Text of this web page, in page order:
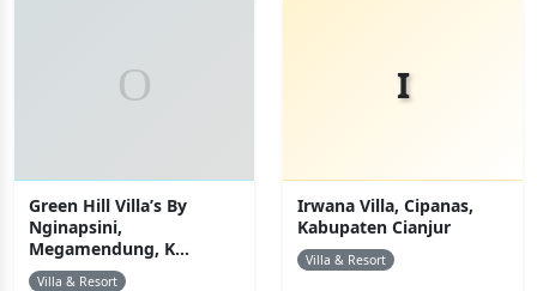
Green Hill Villa’s By
Nginapsini,
Megamendung, K...
Villa & Resort
I
Irwana Villa, Cipanas,
Kabupaten Cianjur
Villa & Resort